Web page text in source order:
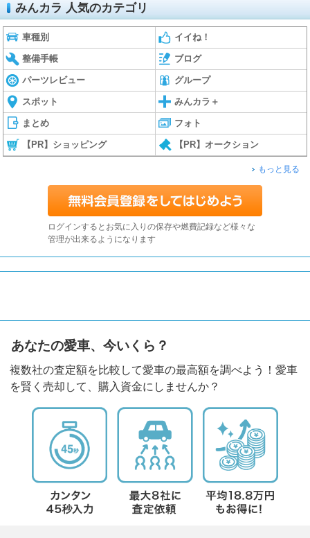
みんカラ 人気のカテゴリ
車種別 イイね！
整備手帳 ブログ
パーツレビュー グループ
スポット みんカラ＋
まとめ フォト
【PR】ショッピング 【PR】オークション
もっと見る
ログインするとお気に入りの保存や燃費記録など様々な
管理が出来るようになります
あなたの愛車、今いくら？
複数社の査定額を比較して愛車の最高額を調べよう！愛車
を賢く売却して、購入資金にしませんか？